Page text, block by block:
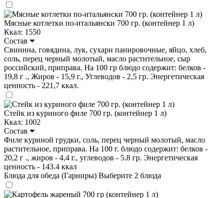
Мясные котлетки по-итальянски 700 гр. (контейнер 1 л)
Ккал: 1550
Состав
Свинина, говядина, лук, сухари панировочные, яйцо, хлеб,
соль, перец черный молотый, масло растительное, сыр
российский, приправа. На 100 гр блюдо содержит: белков -
19,8 г ., Жиров - 15,9 г., Углеводов - 2,5 гр. Энергетическая
ценность - 221,7 ккал.
Стейк из куриного филе 700 гр. (контейнер 1 л)
Ккал: 1002
Состав
Филе куриной грудки, соль, перец черный молотый, масло
растительное, приправа. На 100 г. блюдо содержит: белков -
20,2 г ., жиров - 4,4 г., углеводов - 5.8 гр. Энергетическая
ценность - 143.4 ккал
Блюда для обеда (Гарниры) Выберите 2 блюда